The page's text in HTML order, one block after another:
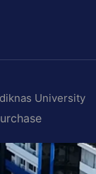
University